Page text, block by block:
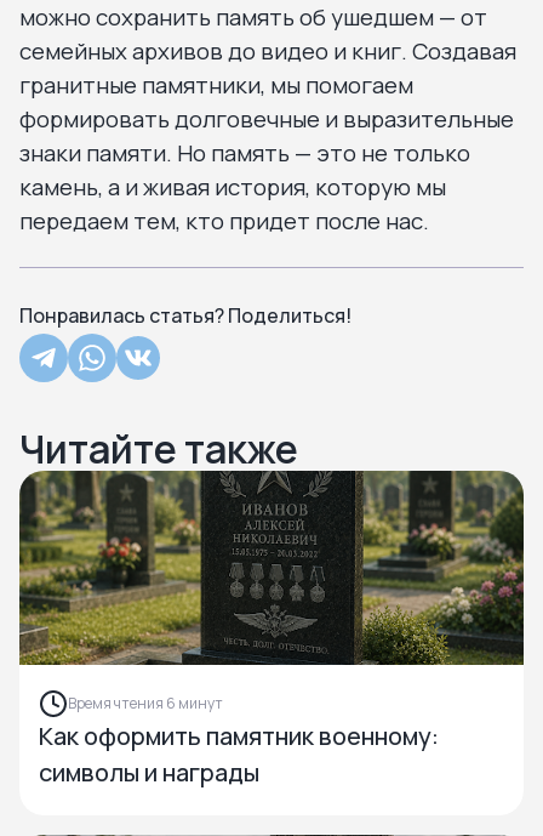
можно сохранить память об ушедшем — от
семейных архивов до видео и книг. Создавая
гранитные памятники, мы помогаем
формировать долговечные и выразительные
знаки памяти. Но память — это не только
камень, а и живая история, которую мы
передаем тем, кто придет после нас.
Понравилась статья? Поделиться!
Читайте также
Время чтения 6 минут
Как оформить памятник военному:
символы и награды